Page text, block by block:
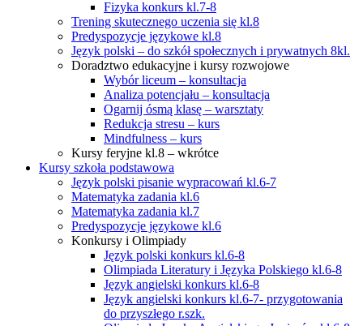
Fizyka konkurs kl.7-8
Trening skutecznego uczenia się kl.8
Predyspozycje językowe kl.8
Język polski – do szkół społecznych i prywatnych 8kl.
Doradztwo edukacyjne i kursy rozwojowe
Wybór liceum – konsultacja
Analiza potencjału – konsultacja
Ogarnij ósmą klasę – warsztaty
Redukcja stresu – kurs
Mindfulness – kurs
Kursy feryjne kl.8 – wkrótce
Kursy szkoła podstawowa
Język polski pisanie wypracowań kl.6-7
Matematyka zadania kl.6
Matematyka zadania kl.7
Predyspozycje językowe kl.6
Konkursy i Olimpiady
Język polski konkurs kl.6-8
Olimpiada Literatury i Języka Polskiego kl.6-8
Język angielski konkurs kl.6-8
Język angielski konkurs kl.6-7- przygotowania
do przyszłego r.szk.